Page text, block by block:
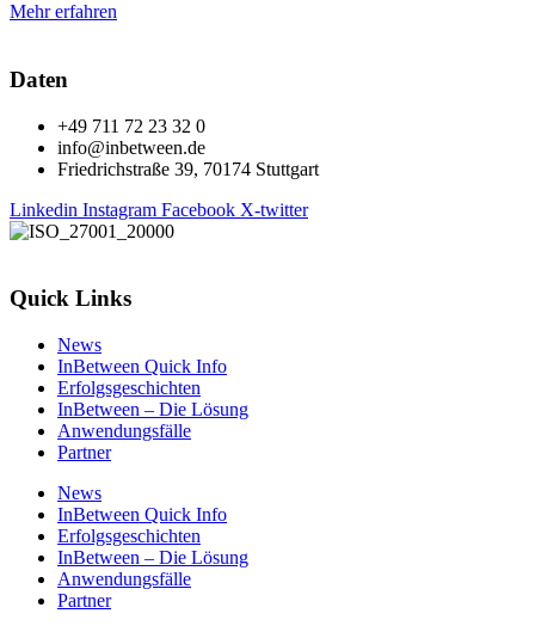
Mehr erfahren
Daten
+49 711 72 23 32 0
info@inbetween.de
Friedrichstraße 39, 70174 Stuttgart
Linkedin Instagram Facebook X-twitter
Quick Links
News
InBetween Quick Info
Erfolgsgeschichten
InBetween – Die Lösung
Anwendungsfälle
Partner
News
InBetween Quick Info
Erfolgsgeschichten
InBetween – Die Lösung
Anwendungsfälle
Partner